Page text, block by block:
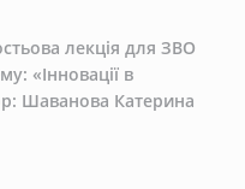
лекція для ЗВО
«Інновації в
Шаванова Катерина